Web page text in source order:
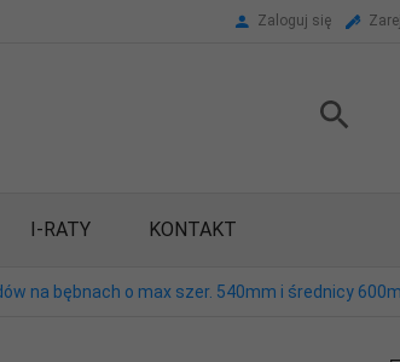
Zaloguj się
I-RATY KONTAKT
na bębnach o max szer. 540mm i średnicy